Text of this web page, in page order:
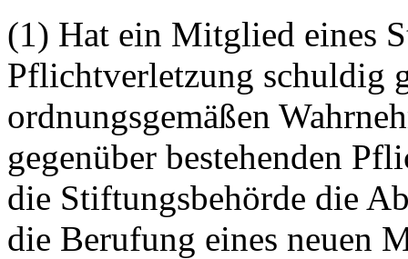
(1) Hat ein Mitglied eines
Pflichtverletzung schuldig
ordnungsgemäßen
gegenüber bestehenden
die Stiftungsbehörde die
die Berufung eines neuen